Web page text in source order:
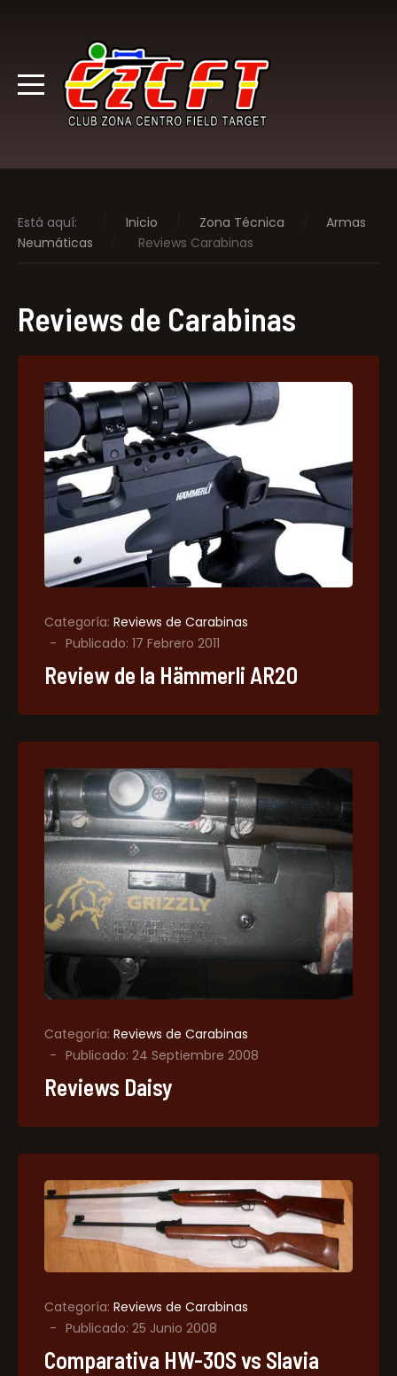
Está aquí: Inicio Zona Técnica
Armas
Neumáticas
Reviews Carabinas
Reviews de Carabinas
Categoría: Reviews de Carabinas
Publicado: 17 Febrero 2011
Review de la Hämmerli AR20
Categoría: Reviews de Carabinas
Publicado: 24 Septiembre 2008
Reviews Daisy
Categoría: Reviews de Carabinas
Publicado: 25 Junio 2008
Comparativa HW-30S vs Slavia